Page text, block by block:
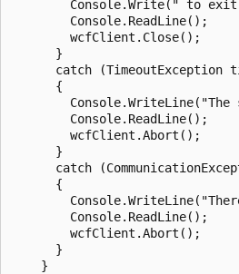
Console.Write(" to
        Console.ReadLine();
        wcfClient.Close();
      }
catch (TimeoutException
      {
Console.WriteLine("The
        Console.ReadLine();
        wcfClient.Abort();
      }
catch
      {
        Console.ReadLine();
        wcfClient.Abort();
      }
    }